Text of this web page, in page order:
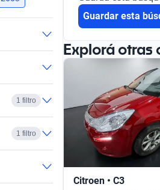
1 filtro
1 filtro
Guardar esta
Explorá otras
Citroen • C3